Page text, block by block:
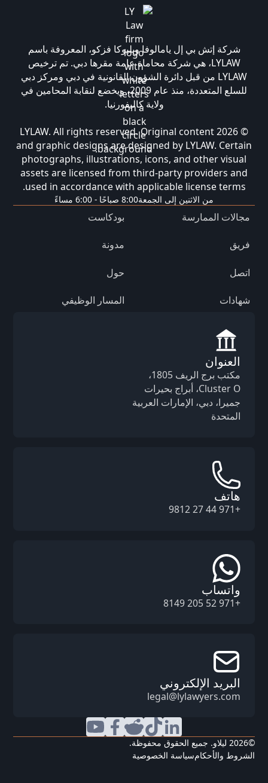
شركة إتش بي إل يامالوفا وبليوكا فزكو، المعروفة باسم
LYLAW، هي شركة محاماة عامة مقرها دبي. تم ترخيص
LYLAW من قبل دائرة الشؤون القانونية في دبي ومركز دبي
للسلع المتعددة، منذ عام 2009، ويخضع لنقابة المحامين في
ولاية كاليفورنيا.
© 2026 LYLAW. All rights reserved. Original content
and graphic designs are designed by LYLAW. Certain
photographs, illustrations, icons, and other visual
assets are licensed from third-party providers and
used in accordance with applicable license terms.
من الاثنين إلى الجمعة8:00 صباحًا - 6:00 مساءً
مجالات الممارسة بودكاست
فريق مدونة
اتصل حول
شهادات المسار الوظيفي
العنوان
مكتب برج الريف 1805،
Cluster O، أبراج بحيرات
جميرا، دبي، الإمارات العربية
المتحدة
هاتف
+971 44 27 9812
واتساب
+971 52 205 8149
البريد الإلكتروني
legal@lylawyers.com
©
2026 ليلاو. جميع الحقوق محفوظة.
الشروط والأحكامسياسة الخصوصية